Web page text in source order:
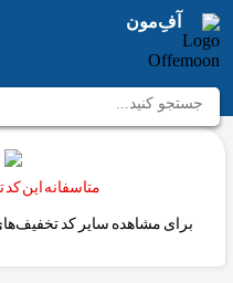
آفِ‌مون
متاسفانه این
برای مشاهده سایر کد